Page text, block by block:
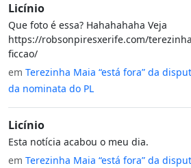
Licínio
Que foto é essa? Hahahahaha Veja
https://robsonpiresxerife.com/
ficcao/
em Terezinha Maia “está fora” da
da nominata do PL
Licínio
Esta notícia acabou o meu dia.
em Terezinha Maia “está fora” da